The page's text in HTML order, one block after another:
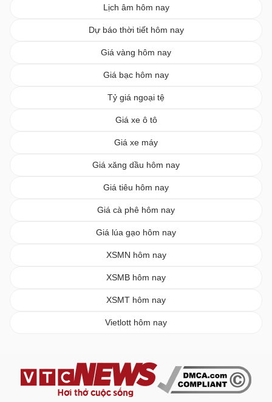
Lịch âm hôm nay
Dự báo thời tiết hôm nay
Giá vàng hôm nay
Giá bạc hôm nay
Tỷ giá ngoại tệ
Giá xe ô tô
Giá xe máy
Giá xăng dầu hôm nay
Giá tiêu hôm nay
Giá cà phê hôm nay
Giá lúa gạo hôm nay
XSMN hôm nay
XSMB hôm nay
XSMT hôm nay
Vietlott hôm nay